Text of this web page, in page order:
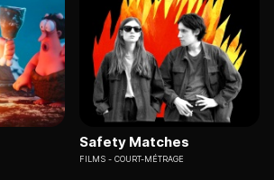
Safety Matches
FILMS COURT-MÉTRAGE